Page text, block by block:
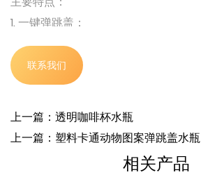
1. 一键弹跳盖：
这款水瓶采用创新的一键弹跳盖，可
品。只需简单按一下，盖子即可打开，
常方便，无需大惊小怪。这种设计鼓
2. 坚固耐用的结构：
这款水瓶采用坚固的 PC 材料制成，可
考验。这种材料因其抗冲击性而备受
联系我们
上一篇：透明咖啡杯水瓶
上一篇：塑料卡通动物图案弹跳盖水瓶
相关产品